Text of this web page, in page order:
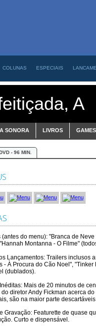
COLUNAS ESPECIAIS
A
SONORA LIVROS GAMES
- 96 MIN.
(antes do menu): "Branca de
Montanna - O Filme"
Lançamentos: Trailers inclusos
- À Procura do Cão Noel",
(dublados).
Mais de 20 minutos de
diretor Andy Fickman acerca
são na maior parte
Gravação: Featurette de quase
Curto e dispensável.